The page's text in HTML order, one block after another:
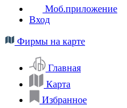
Моб.приложение
Вход
Фирмы на карте
Главная
Карта
Избранное